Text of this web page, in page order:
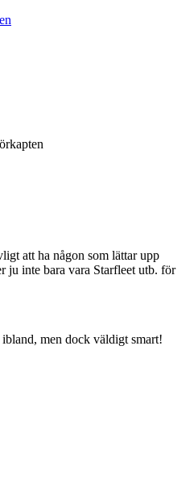
att ha någon som lättar upp
ju inte bara vara Starfleet utb. för
men dock väldigt smart!